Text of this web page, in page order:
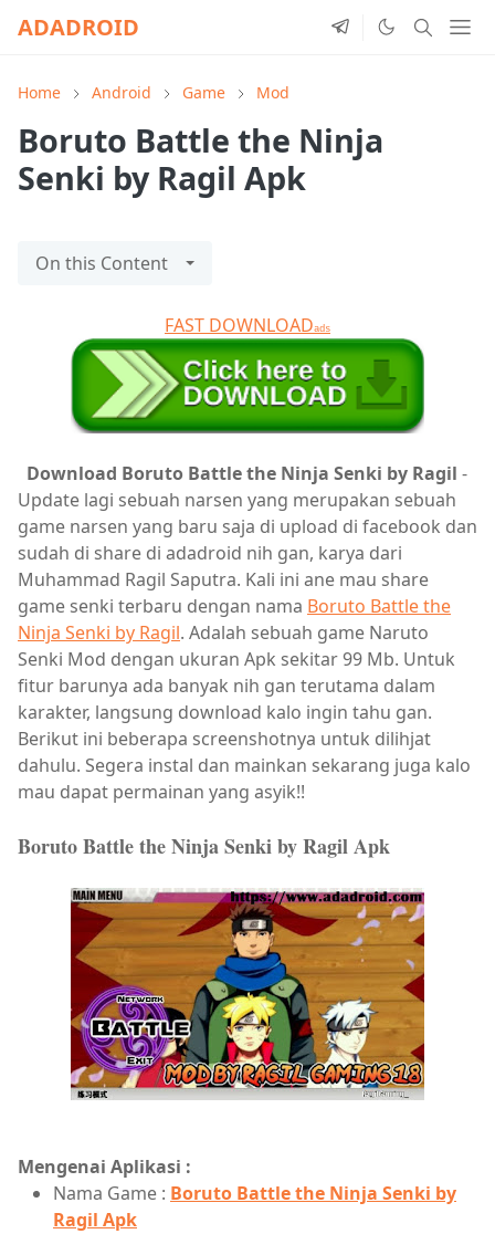
ADADROID
Home Android Game Mod
Boruto Battle the Ninja
Senki by Ragil Apk
On this Content
FAST DOWNLOADads
Download Boruto Battle the Ninja Senki by Ragil -
Update lagi sebuah narsen yang merupakan sebuah
game narsen yang baru saja di upload di facebook dan
sudah di share di adadroid nih gan, karya dari
Muhammad Ragil Saputra. Kali ini ane mau share
game senki terbaru dengan nama Boruto Battle the
Ninja Senki by Ragil. Adalah sebuah game Naruto
Senki Mod dengan ukuran Apk sekitar 99 Mb. Untuk
fitur barunya ada banyak nih gan terutama dalam
karakter, langsung download kalo ingin tahu gan.
Berikut ini beberapa screenshotnya untuk dilihjat
dahulu. Segera instal dan mainkan sekarang juga kalo
mau dapat permainan yang asyik!!
Boruto Battle the Ninja Senki by Ragil Apk
Mengenai Aplikasi :
Nama Game : Boruto Battle the Ninja Senki by
Ragil Apk